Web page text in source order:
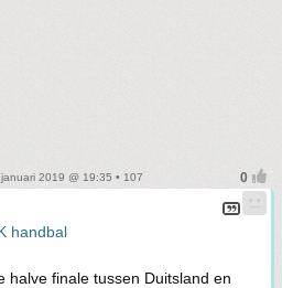
2019 @ 19:35 • 107
handbal
halve finale tussen Duitsland en